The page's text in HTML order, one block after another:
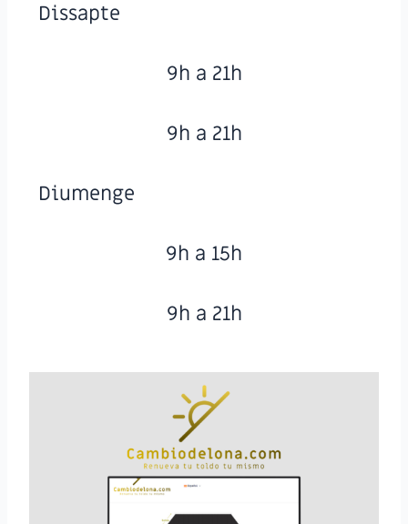
Dissapte
9h a 21h
9h a 21h
Diumenge
9h a 15h
9h a 21h